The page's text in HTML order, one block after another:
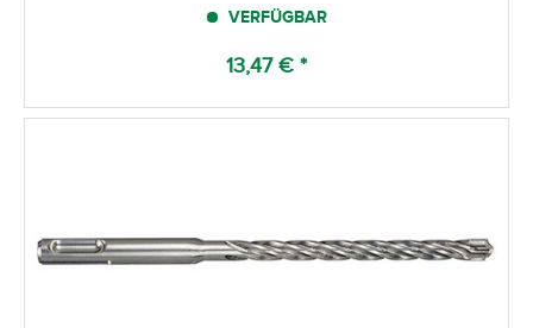
VERFÜGBAR
13,47 € *